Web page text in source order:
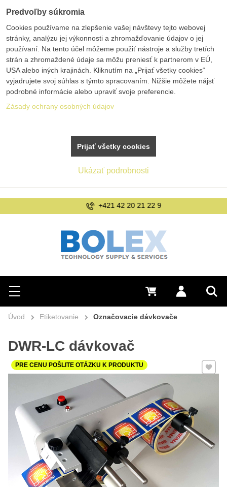
Hľadať
Menu Prihlásiť sa
0 €
+421 42 20 21 22 9
Úvod Etiketovanie Označovacie dávkovače
DWR-LC dávkovač
Pridať
PRE CENU POŠLITE OTÁZKU K PRODUKTU
Predvoľby súkromia
Cookies používame na zlepšenie vašej návštevy tejto webovej
stránky, analýzu jej výkonnosti a zhromažďovanie údajov o jej
používaní. Na tento účel môžeme použiť nástroje a služby tretích
strán a zhromaždené údaje sa môžu preniesť k partnerom v EÚ,
USA alebo iných krajinách. Kliknutím na „Prijať všetky cookies“
vyjadrujete svoj súhlas s týmto spracovaním. Nižšie môžete nájsť
podrobné informácie alebo upraviť svoje preferencie.
Zásady ochrany osobných údajov
Ukázať podrobnosti
Prijať všetky cookies